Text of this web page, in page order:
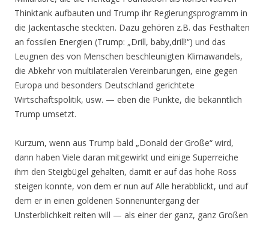
Thinktank aufbauten und Trump ihr Regierungsprogramm in
die Jackentasche steckten. Dazu gehören z.B. das Festhalten
an fossilen Energien (Trump: „Drill, baby,drill!“) und das
Leugnen des von Menschen beschleunigten Klimawandels,
die Abkehr von multilateralen Vereinbarungen, eine gegen
Europa und besonders Deutschland gerichtete
Wirtschaftspolitik, usw. — eben die Punkte, die bekanntlich
Trump umsetzt.
Kurzum, wenn aus Trump bald „Donald der Große“ wird,
dann haben Viele daran mitgewirkt und einige Superreiche
ihm den Steigbügel gehalten, damit er auf das hohe Ross
steigen konnte, von dem er nun auf Alle herabblickt, und auf
dem er in einen goldenen Sonnenuntergang der
Unsterblichkeit reiten will — als einer der ganz, ganz Großen